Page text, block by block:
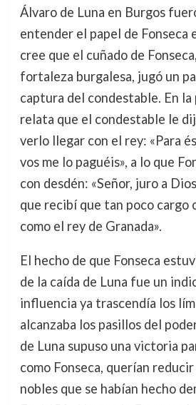
Álvaro de Luna en Burgos
entender el papel de Fonseca
cree que el cuñado de
fortaleza burgalesa, jugó un
captura del condestable. En la
relata que el condestable le
verlo llegar con el rey: «Para
vos me lo paguéis», a lo que
con desdén: «Señor, juro a
que recibí que tan poco cargo
como el rey de Granada».
El hecho de que Fonseca
de la caída de Luna fue un
influencia ya trascendía los
alcanzaba los pasillos del
de Luna supuso una victoria
como Fonseca, querían
nobles que se habían hecho